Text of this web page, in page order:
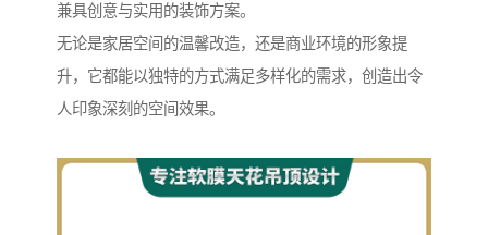
兼具创意与实用的装饰方案。
无论是家居空间的温馨改造，还是商业环境的形象提
升，它都能以独特的方式满足多样化的需求，创造出令
人印象深刻的空间效果。